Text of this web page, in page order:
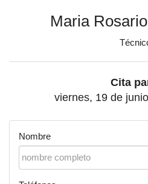
Maria
Cita
viernes, 19 de junio
Nombre